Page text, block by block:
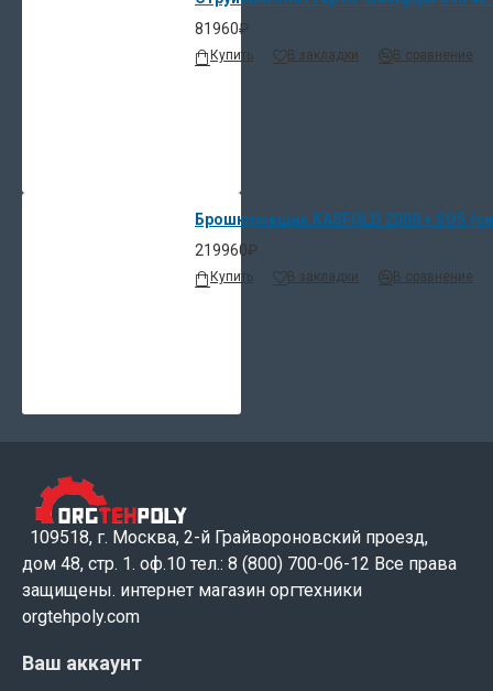
81960₽
Купить В закладки В сравнение
Брошюровщик KASFOLD 2000 + SOS
219960₽
Купить В закладки В сравнение
109518, г. Москва, 2-й Грайвороновский проезд,
дом 48, стр. 1. оф.10 тел.: 8 (800) 700-06-12 Все права
защищены. интернет магазин оргтехники
orgtehpoly.com
Ваш аккаунт